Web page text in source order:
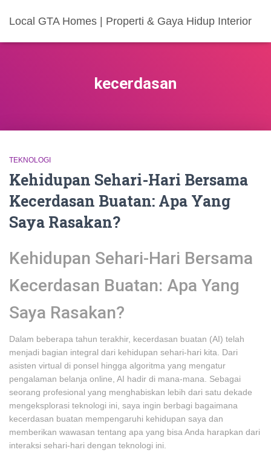
Local GTA Homes | Properti & Gaya Hidup Interior
kecerdasan
TEKNOLOGI
Kehidupan Sehari-Hari Bersama
Kecerdasan Buatan: Apa Yang
Saya Rasakan?
Kehidupan Sehari-Hari Bersama
Kecerdasan Buatan: Apa Yang
Saya Rasakan?
Dalam beberapa tahun terakhir, kecerdasan buatan (AI) telah
menjadi bagian integral dari kehidupan sehari-hari kita. Dari
asisten virtual di ponsel hingga algoritma yang mengatur
pengalaman belanja online, AI hadir di mana-mana. Sebagai
seorang profesional yang menghabiskan lebih dari satu dekade
mengeksplorasi teknologi ini, saya ingin berbagi bagaimana
kecerdasan buatan mempengaruhi kehidupan saya dan
memberikan wawasan tentang apa yang bisa Anda harapkan dari
interaksi sehari-hari dengan teknologi ini.